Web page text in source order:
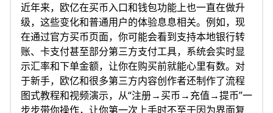
近年来，欧亿在买币入口和钱包功能上也一直在做升
级，这些变化和普通用户的体验息息相关。例如，现
在通过官方买币页面，你可能会看到支持本地银行转
账、卡支付甚至部分第三方支付工具，系统会实时显
示汇率和下单金额，让你在购买前就能心里有数。对
于新手，欧亿和很多第三方内容创作者还制作了流程
图式教程和视频演示，从“注册→买币→充值→提币”一
步步带你操作，让你第一次上手时不至于因为界面复